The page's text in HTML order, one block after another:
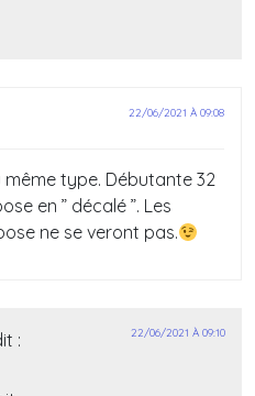
22/06/2021 À 09:08
type. Débutante 32
en ” décalé ”. Les
ne se veront pas.
: 22/06/2021 À 09:10